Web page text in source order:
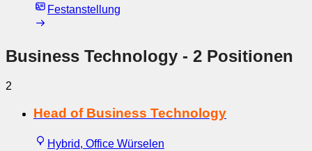
Festanstellung
Business Technology - 2 Positionen
2
Head of Business Technology
Hybrid, Office Würselen